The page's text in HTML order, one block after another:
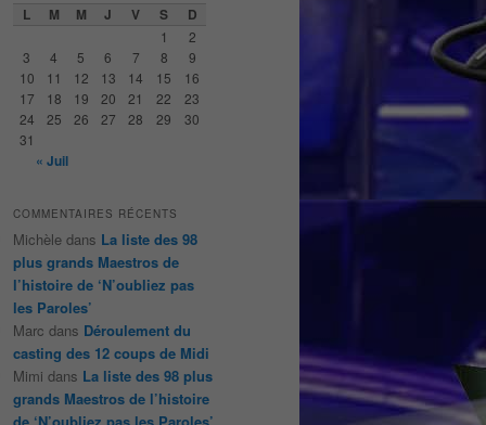
L M M J V S D
1
2
3
4 5 6 7 8
9
10
11 12 13 14 15
16
17
18 19 20 21 22
23
24
25 26 27 28 29
30
31
« Juil
COMMENTAIRES RÉCENTS
Michèle dans La liste des 98
plus grands Maestros de
l’histoire de ‘N’oubliez pas
les Paroles’
Marc dans Déroulement du
casting des 12 coups de Midi
Mimi dans La liste des 98 plus
grands Maestros de l’histoire